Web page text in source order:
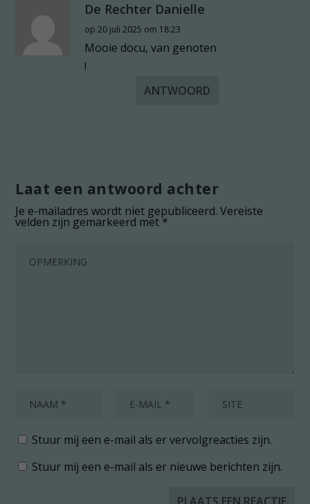
De Rechter Danielle
op 20 juli 2025 om 18:23
Mooie docu, van genoten
!
ANTWOORD
Laat een antwoord achter
Je e-mailadres wordt niet gepubliceerd. Vereiste
velden zijn gemarkeerd met*
Stuur mij een e-mail als er vervolgreacties zijn.
Stuur mij een e-mail als er nieuwe berichten zijn.